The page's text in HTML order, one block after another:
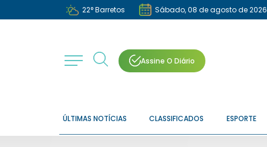
22°Barretos Sábado, 08 de agosto de 2026
Assine O Diário
ÚLTIMAS NOTÍCIAS CLASSIFICADOS ESPORTE